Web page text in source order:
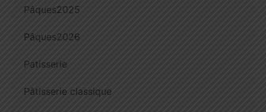
Pâques2025
Pâques2026
Patisserie
Pâtisserie classique